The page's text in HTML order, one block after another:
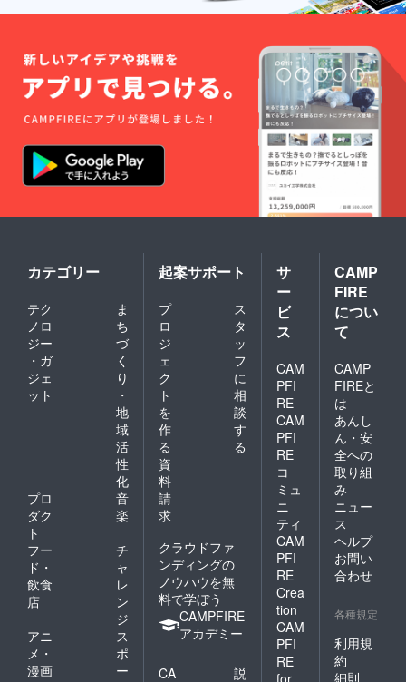
カテゴリー
テク
ノロ
ジー
・ガ
ジェ
ット
ま
ち
づ
く
り
・
地
域
活
性
化
プロ
ダク
ト
音
楽
フー
ド・
飲食
店
チ
ャ
レ
ン
ジ
アニ
メ・
漫画
ス
ポ
ー
起案サポート
プ
ロ
ジ
ェ
ク
ト
を
作
る
ス
タ
ッ
フ
に
相
談
す
る
資
料
請
求
クラウドファ
ンディングの
ノウハウを無
料で学ぼう
CAMPFIRE
アカデミー
CA
説
サ
ー
ビ
ス
CAM
PFI
RE
CAM
PFI
RE
コ
ミュ
ニ
ティ
CAM
PFI
RE
Crea
tion
CAM
PFI
RE
for
CAMP
FIRE
につい
て
CAMP
FIREと
は
あんし
ん・安
全への
取り組
み
ニュー
ス
ヘルプ
お問い
合わせ
各種規定
利用規
約
細則